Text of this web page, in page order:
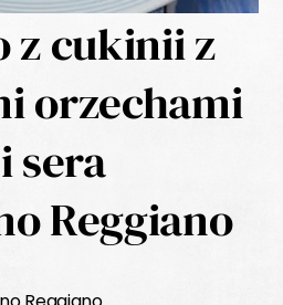
z cukinii z
orzechami
sera
Reggiano